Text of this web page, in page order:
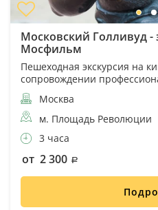
Московский Голливуд -
Мосфильм
Пешеходная экскурсия на
сопровождении
Москва
м. Площадь Революции
3 часа
от 2 300